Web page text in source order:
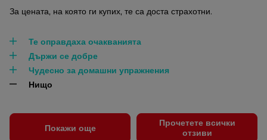
За цената, на която ги купих, те са доста страхотни.
Те оправдаха очакванията
Държи се добре
Чудесно за домашни упражнения
Нищо
Покажи още
Прочетете всички
отзиви